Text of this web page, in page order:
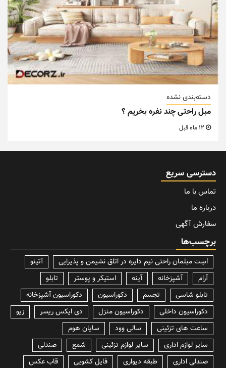
دسته‌بندی نشده
مبل راحتی چند نفره بخریم ؟
دسترسی سریع
تماس با ما
درباره ما
سفارش آگهی
برچسب‌ها
lسِت مبلمان راحتی نیم دایره در اتاق نشیمن و پذیرایی
آتینو
آرام
آشپزخانه آینه استیکر و پوستر
تابلو
تابلو شاسی
تجسم دکوراسیون
دکوراسیون آشپزخانه
دکوراسیون داخلی
دکوراسیون منزل دی ایکس ریسر
زیو
ساعت های تزئینی
سالی وود
سایان هوم
سایر لوازم اداری
سایر لوازم تزئینی شمع
صندلی
صندلی اداری
طبقه دیواری فایل کشویی
قاب عکس